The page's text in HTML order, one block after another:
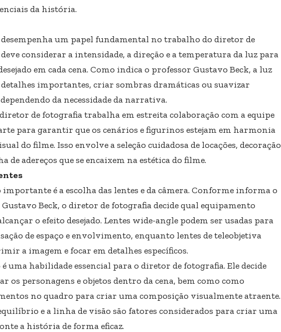
da história.
um papel fundamental no trabalho do diretor de
considerar a intensidade, a direção e a temperatura da luz para
em cada cena. Como indica o professor Gustavo Beck, a luz
detalhes importantes, criar sombras dramáticas ou suavizar
da necessidade da narrativa.
de fotografia trabalha em estreita colaboração com a equipe
para garantir que os cenários e figurinos estejam em harmonia
do filme. Isso envolve a seleção cuidadosa de locações, decoração
de adereços que se encaixem na estética do filme.
é a escolha das lentes e da câmera. Conforme informa o
Beck, o diretor de fotografia decide qual equipamento
o efeito desejado. Lentes wide-angle podem ser usadas para
de espaço e envolvimento, enquanto lentes de teleobjetiva
a imagem e focar em detalhes específicos.
uma habilidade essencial para o diretor de fotografia. Ele decide
os personagens e objetos dentro da cena, bem como como
no quadro para criar uma composição visualmente atraente.
e a linha de visão são fatores considerados para criar uma
a história de forma eficaz.